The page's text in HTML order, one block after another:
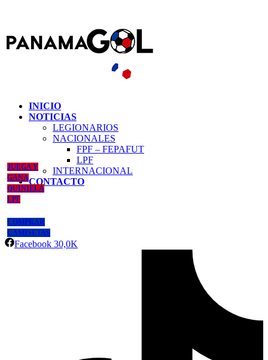
INICIO
NOTICIAS
LEGIONARIOS
NACIONALES
FPF – FEPAFUT
LPF
INTERNACIONAL
CONTACTO
JUEGA Y
GANA
QUINIELA
LPF
COMPRAR
CAMISETAS
Facebook 30,0K